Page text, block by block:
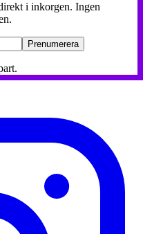
i inkorgen. Ingen
Prenumerera